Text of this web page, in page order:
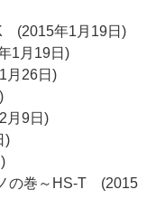
(2015年1月19日)
1月19日)
月26日)
月9日)
)
の巻～HS-T (2015